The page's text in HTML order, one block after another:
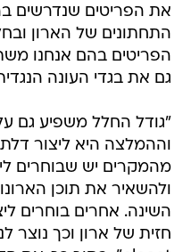
את הפריטים שנדרשים
התחתונים של הארון
הפריטים בהם אנחנו
גם את בגדי העונה
"גודל החלל משפיע גם
וההמלצה היא ליצור
מהמקרים יש שבוחרים
ולהשאיר את תוכן
השינה. אחרים בוחרים